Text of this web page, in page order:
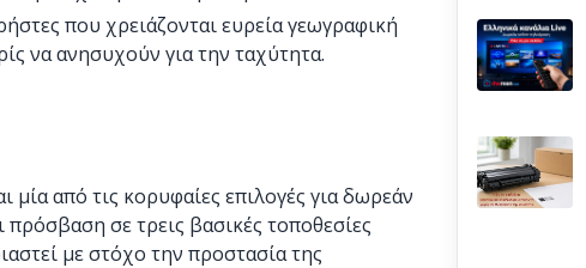
που χρειάζονται ευρεία γεωγραφική
να ανησυχούν για την ταχύτητα.
μία από τις κορυφαίες επιλογές για δωρεάν
σε τρεις βασικές τοποθεσίες
με στόχο την προστασία της